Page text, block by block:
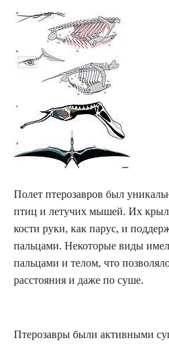
Полет птерозавров был
птиц и летучих мышей. Их
кости руки, как парус, и
пальцами. Некоторые виды
пальцами и телом, что
расстояния и даже по суше.
Птерозавры были активными